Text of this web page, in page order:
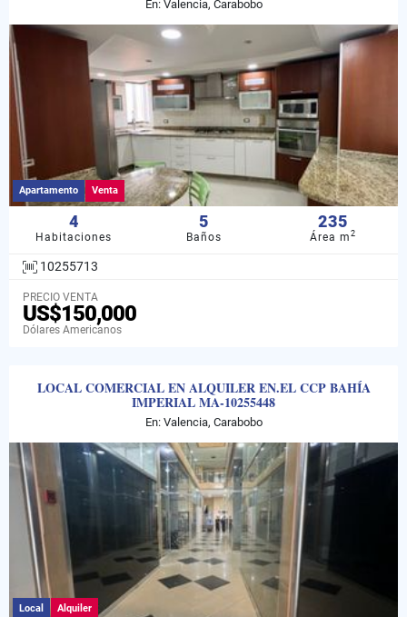
En: Valencia, Carabobo
Apartamento Venta
4
Habitaciones
5
Baños
235
Área m2
10255713
PRECIO VENTA
US$150,000
Dólares Americanos
LOCAL COMERCIAL EN ALQUILER EN.EL CCP BAHÍA
IMPERIAL MA-10255448
En: Valencia, Carabobo
Local Alquiler